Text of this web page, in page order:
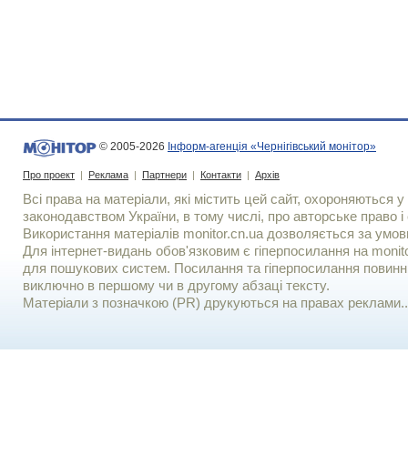
© 2005-2026 Інформ-агенція «Чернігівський монітор»
Про проект | Реклама | Партнери | Контакти | Архів
Всі права на матеріали, які містить цей сайт, охороняються у
законодавством України, в тому числі, про авторське право і
Використання матерiалiв monitor.cn.ua дозволяється за
Для iнтернет-видань обов'язковим є гiперпосилання на
для пошукових систем. Посилання та гіперпосилання
виключно в першому чи в другому абзаці тексту.
Матеріали з позначкою (PR) друкуються на правах реклами..